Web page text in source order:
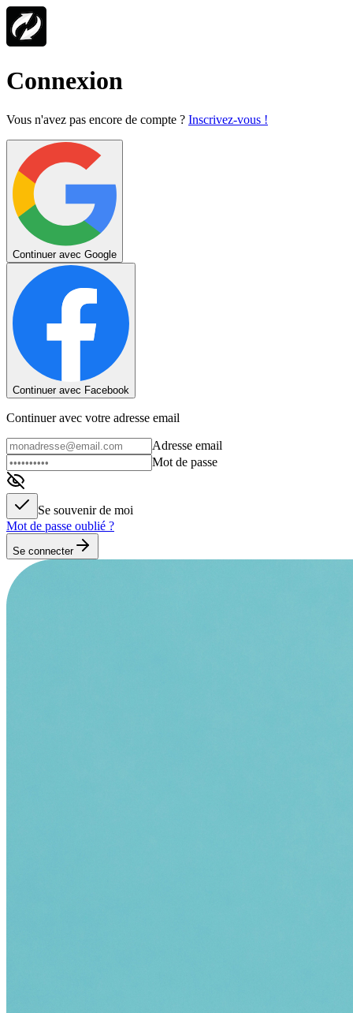
Connexion
Vous n'avez pas encore de compte ? Inscrivez-vous !
Continuer avec Google
Continuer avec Facebook
Continuer avec votre adresse email
Adresse email
Mot de passe
Se souvenir de moi
Mot de passe oublié ?
Se connecter